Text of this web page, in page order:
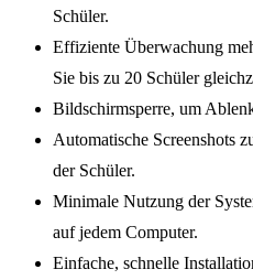
Schüler.
Effiziente Überwachung
Sie bis zu 20 Schüler
Bildschirmsperre, um
Automatische Screenshots
der Schüler.
Minimale Nutzung der
auf jedem Computer.
Einfache, schnelle